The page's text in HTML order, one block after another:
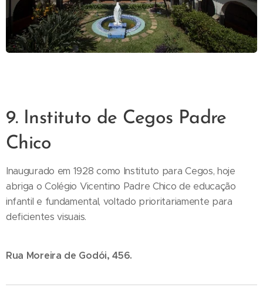
9. Instituto de Cegos Padre
Chico
Inaugurado em 1928 como Instituto para Cegos, hoje
abriga o Colégio Vicentino Padre Chico de educação
infantil e fundamental, voltado prioritariamente para
deficientes visuais.
Rua Moreira de Godói, 456.